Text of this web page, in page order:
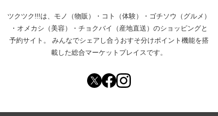
ツクツク!!!は、 モノ（物販） ・ コト（体験） ・ ゴチソウ（グルメ）
・ オメカシ（美容） ・ チョクバイ（産地直送） のショッピングと
予約サイト。
みんなでシェアし合う おすそ分けポイント機能を搭
載した総合マーケットプレイスです。